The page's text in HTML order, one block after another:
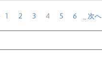
1 2 3 4 5 6 次へ